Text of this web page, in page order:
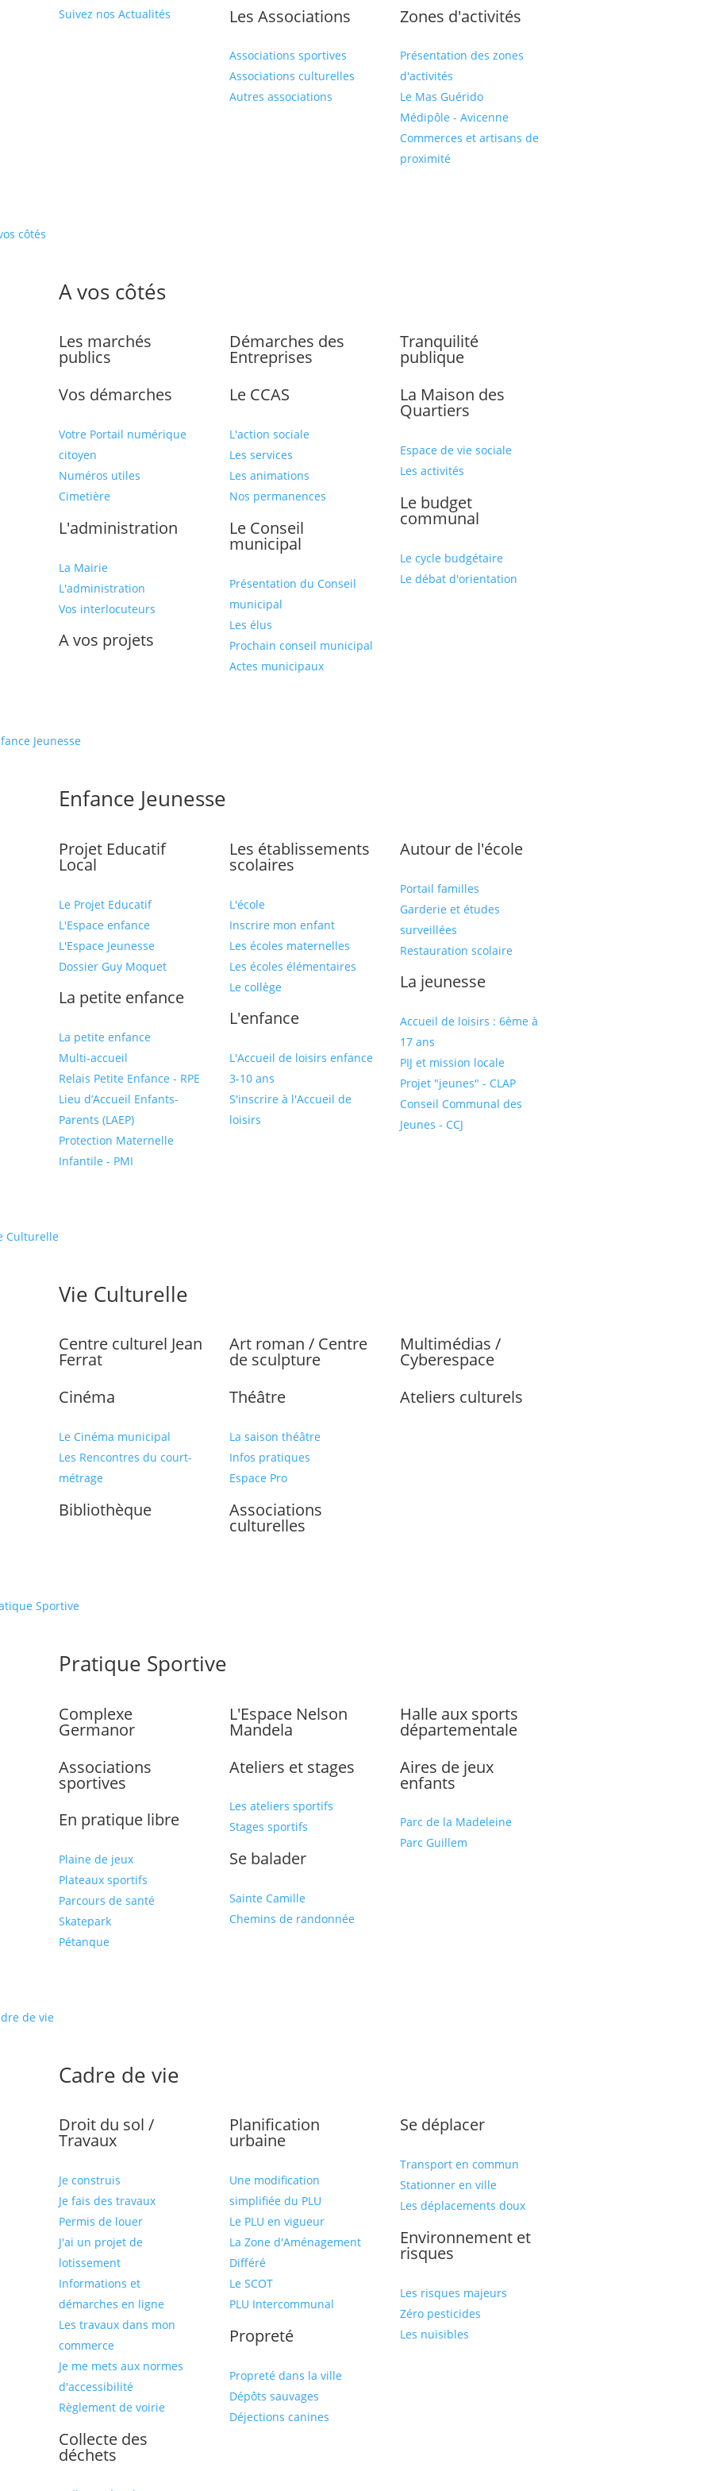
Suivez nos Actualités Les Associations
Associations sportives
Associations culturelles
Autres associations
Zones d'activités
Présentation des zones
d'activités
Le Mas Guérido
Médipôle - Avicenne
Commerces et artisans de
proximité
côtés
A vos côtés
Les marchés
publics
Vos démarches
Votre Portail numérique
citoyen
Numéros utiles
Cimetière
L'administration
La Mairie
L'administration
Vos interlocuteurs
A vos projets
Démarches des
Entreprises
Le CCAS
L'action sociale
Les services
Les animations
Nos permanences
Le Conseil
municipal
Présentation du Conseil
municipal
Les élus
Prochain conseil municipal
Actes municipaux
Tranquilité
publique
La Maison des
Quartiers
Espace de vie sociale
Les activités
Le budget
communal
Le cycle budgétaire
Le débat d'orientation
Jeunesse
Enfance Jeunesse
Projet Educatif
Local
Le Projet Educatif
L'Espace enfance
L'Espace Jeunesse
Dossier Guy Moquet
La petite enfance
La petite enfance
Multi-accueil
Relais Petite Enfance - RPE
Lieu d’Accueil Enfants-
Parents (LAEP)
Protection Maternelle
Infantile - PMI
Les établissements
scolaires
L'école
Inscrire mon enfant
Les écoles maternelles
Les écoles élémentaires
Le collège
L'enfance
L'Accueil de loisirs enfance
3-10 ans
S'inscrire à l'Accueil de
loisirs
Autour de l'école
Portail familles
Garderie et études
surveillées
Restauration scolaire
La jeunesse
Accueil de loisirs : 6ème à
17 ans
PIJ et mission locale
Projet "jeunes" - CLAP
Conseil Communal des
Jeunes - CCJ
Culturelle
Vie Culturelle
Centre culturel Jean
Ferrat
Cinéma
Le Cinéma municipal
Les Rencontres du court-
métrage
Bibliothèque
Art roman / Centre
de sculpture
Théâtre
La saison théâtre
Infos pratiques
Espace Pro
Associations
culturelles
Multimédias /
Cyberespace
Ateliers culturels
Sportive
Pratique Sportive
Complexe
Germanor
Associations
sportives
En pratique libre
Plaine de jeux
Plateaux sportifs
Parcours de santé
Skatepark
Pétanque
L'Espace Nelson
Mandela
Ateliers et stages
Les ateliers sportifs
Stages sportifs
Se balader
Sainte Camille
Chemins de randonnée
Halle aux sports
départementale
Aires de jeux
enfants
Parc de la Madeleine
Parc Guillem
de vie
Cadre de vie
Droit du sol /
Travaux
Je construis
Je fais des travaux
Permis de louer
J'ai un projet de
lotissement
Informations et
démarches en ligne
Les travaux dans mon
commerce
Je me mets aux normes
d'accessibilité
Règlement de voirie
Collecte des
déchets
Planification
urbaine
Une modification
simplifiée du PLU
Le PLU en vigueur
La Zone d'Aménagement
Différé
Le SCOT
PLU Intercommunal
Propreté
Propreté dans la ville
Dépôts sauvages
Déjections canines
Se déplacer
Transport en commun
Stationner en ville
Les déplacements doux
Environnement et
risques
Les risques majeurs
Zéro pesticides
Les nuisibles